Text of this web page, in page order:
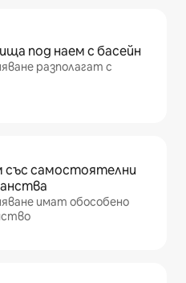
под наем с басейн
разполагат с
самостоятелни
имат обособено